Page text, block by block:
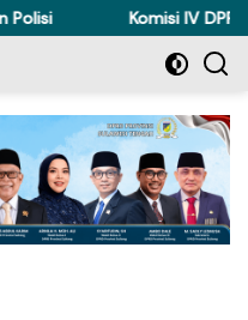
Komisi IV DPRD